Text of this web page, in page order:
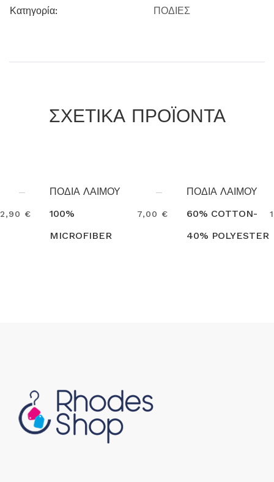
Κατηγορία: ΠΟΔΙΕΣ
ΣΧΕΤΙΚΑ ΠΡΟΪΟΝΤΑ
ΠΟΔΙΑ ΛΑΙΜΟΥ
100%
MICROFIBER
ΠΟΔΙΑ ΛΑΙΜΟΥ
60% COTTON-
40% POLYESTER
12,90 €